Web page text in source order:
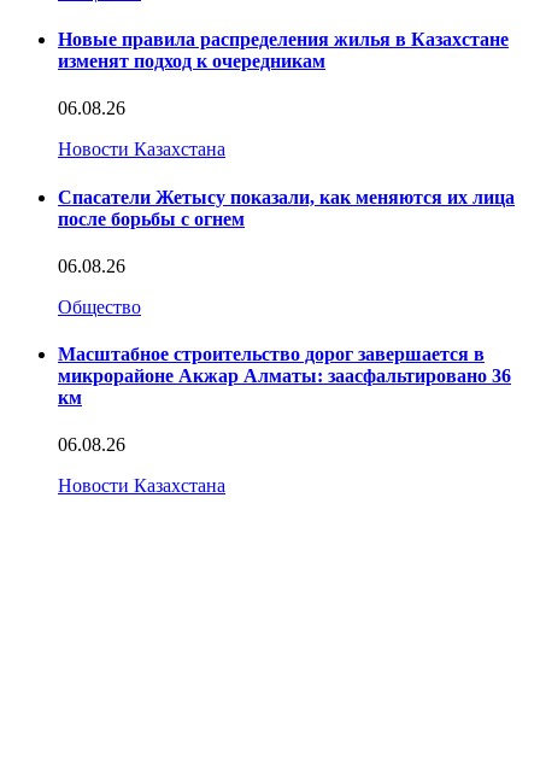
Новые правила распределения жилья в Казахстане
изменят подход к очередникам
06.08.26
Новости Казахстана
Спасатели Жетысу показали, как меняются их лица
после борьбы с огнем
06.08.26
Общество
Масштабное строительство дорог завершается в
микрорайоне Акжар Алматы: заасфальтировано 36
км
06.08.26
Новости Казахстана